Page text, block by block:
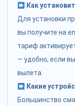
Как
Для установки
вы получите на
тариф
— удобно, если
вылета.
Какие
Большинство